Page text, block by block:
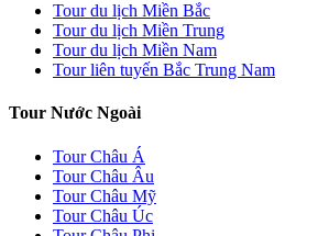
Tour du lịch Miền Bắc
Tour du lịch Miền Trung
Tour du lịch Miền Nam
Tour liên tuyến Bắc Trung Nam
Tour Nước Ngoài
Tour Châu Á
Tour Châu Âu
Tour Châu Mỹ
Tour Châu Úc